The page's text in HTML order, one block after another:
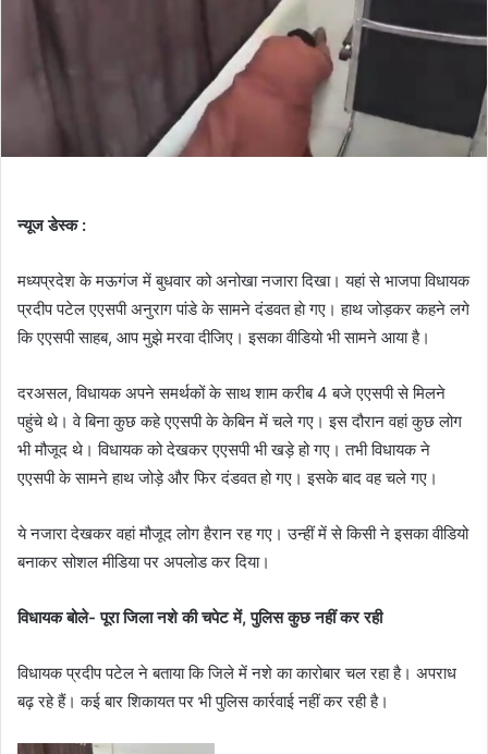
न्यूज डेस्क :
मध्यप्रदेश के मऊगंज में बुधवार को अनोखा नजारा दिखा। यहां से भाजपा विधायक
प्रदीप पटेल एएसपी अनुराग पांडे के सामने दंडवत हाे गए। हाथ जोड़कर कहने लगे
कि एएसपी साहब, आप मुझे मरवा दीजिए। इसका वीडियो भी सामने आया है।
दरअसल, विधायक अपने समर्थकों के साथ शाम करीब 4 बजे एएसपी से मिलने
पहुंचे थे। वे बिना कुछ कहे एएसपी के केबिन में चले गए। इस दौरान वहां कुछ लोग
भी मौजूद थे। विधायक को देखकर एएसपी भी खड़े हो गए। तभी विधायक ने
एएसपी के सामने हाथ जोड़े और फिर दंडवत हो गए। इसके बाद वह चले गए।
ये नजारा देखकर वहां मौजूद लोग हैरान रह गए। उन्हीं में से किसी ने इसका वीडियो
बनाकर सोशल मीडिया पर अपलोड कर दिया।
विधायक बोले- पूरा जिला नशे की चपेट में, पुलिस कुछ नहीं कर रही
विधायक प्रदीप पटेल ने बताया कि जिले में नशे का कारोबार चल रहा है। अपराध
बढ़ रहे हैं। कई बार शिकायत पर भी पुलिस कार्रवाई नहीं कर रही है।